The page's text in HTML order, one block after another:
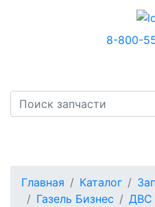
8-800-
Главная Каталог
Газель Бизнес
ДВС